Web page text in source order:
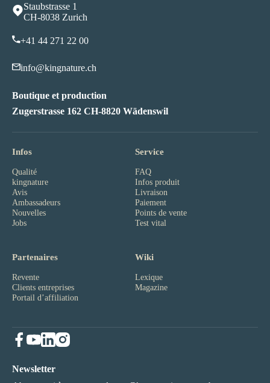
Staubstrasse 1
CH-8038 Zurich
+41 44 271 22 00
info@kingnature.ch
Boutique et production
Zugerstrasse 162 CH-8820 Wädenswil
Infos
Qualité
kingnature
Avis
Ambassadeurs
Nouvelles
Jobs
Service
FAQ
Infos produit
Livraison
Paiement
Points de vente
Test vital
Partenaires
Revente
Clients entreprises
Portail d’affiliation
Wiki
Lexique
Magazine
Newsletter